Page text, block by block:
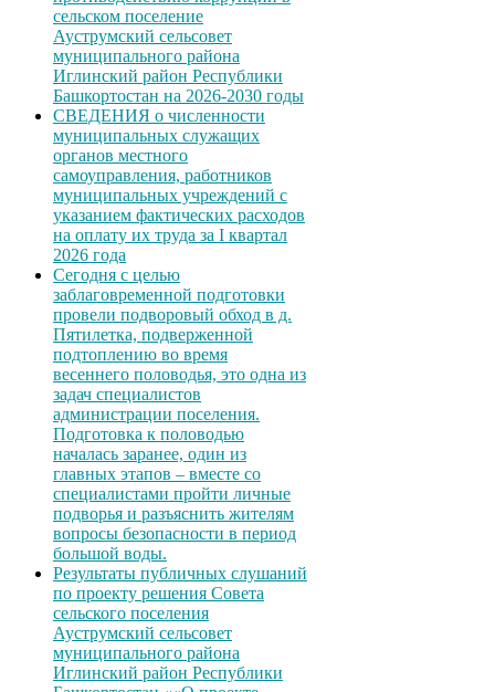
сельском поселение
Ауструмский сельсовет
муниципального района
Иглинский район Республики
Башкортостан на 2026-2030 годы
СВЕДЕНИЯ о численности
муниципальных служащих
органов местного
самоуправления, работников
муниципальных учреждений с
указанием фактических расходов
на оплату их труда за I квартал
2026 года
Сегодня с целью
заблаговременной подготовки
провели подворовый обход в д.
Пятилетка, подверженной
подтоплению во время
весеннего половодья, это одна из
задач специалистов
администрации поселения.
Подготовка к половодью
началась заранее, один из
главных этапов – вместе со
специалистами пройти личные
подворья и разъяснить жителям
вопросы безопасности в период
большой воды.
Результаты публичных слушаний
по проекту решения Совета
сельского поселения
Ауструмский сельсовет
муниципального района
Иглинский район Республики